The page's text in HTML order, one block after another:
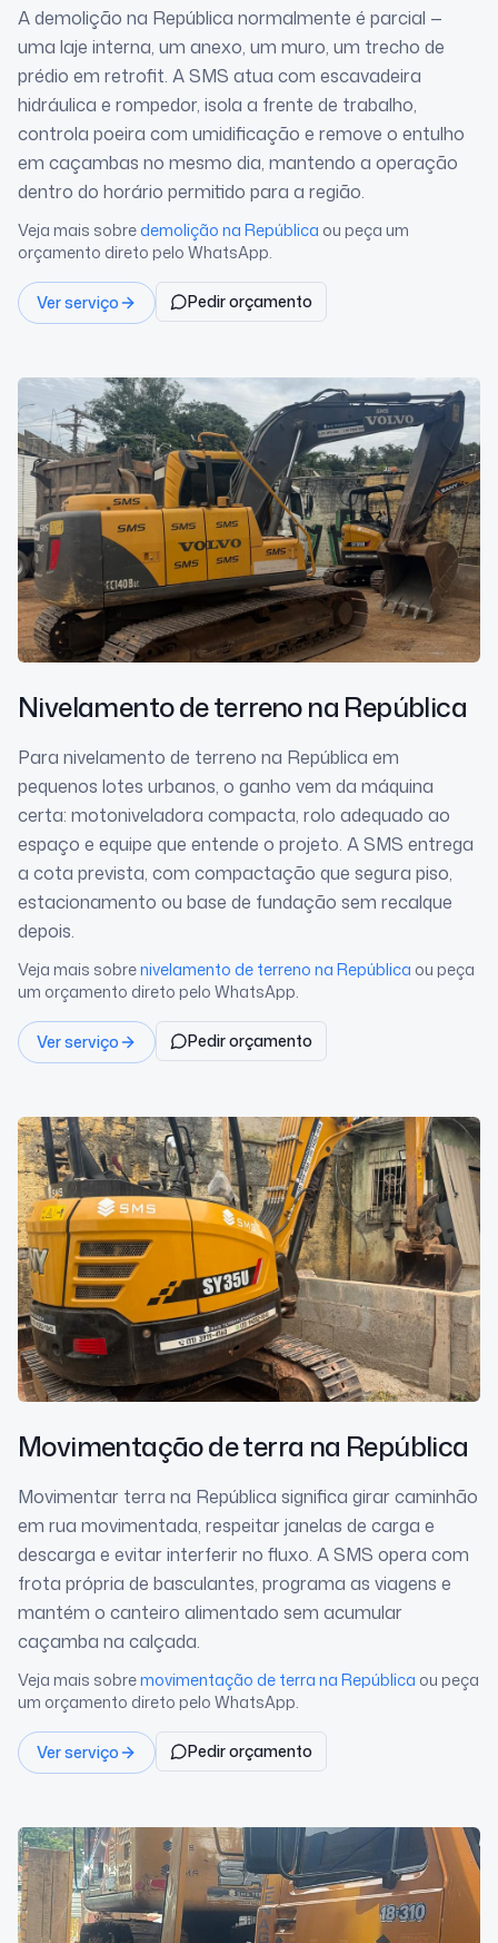
A demolição na República normalmente é parcial —
uma laje interna, um anexo, um muro, um trecho de
prédio em retrofit. A SMS atua com escavadeira
hidráulica e rompedor, isola a frente de trabalho,
controla poeira com umidificação e remove o entulho
em caçambas no mesmo dia, mantendo a operação
dentro do horário permitido para a região.
Veja mais sobredemolição na República ou peça um
orçamento direto pelo WhatsApp.
Ver serviço Pedir orçamento
Nivelamento de terrenona República
Para nivelamento de terreno na República em
pequenos lotes urbanos, o ganho vem da máquina
certa: motoniveladora compacta, rolo adequado ao
espaço e equipe que entende o projeto. A SMS entrega
a cota prevista, com compactação que segura piso,
estacionamento ou base de fundação sem recalque
depois.
Veja mais sobrenivelamento de terreno na República ou peça
um orçamento direto pelo WhatsApp.
Ver serviço Pedir orçamento
Movimentação de terra na República
Movimentar terra na República significa girar caminhão
em rua movimentada, respeitar janelas de carga e
descarga e evitar interferir no fluxo. A SMS opera com
frota própria de basculantes, programa as viagens e
mantém o canteiro alimentado sem acumular
caçamba na calçada.
Veja mais sobremovimentação de terra na República ou peça
um orçamento direto pelo WhatsApp.
Ver serviço Pedir orçamento